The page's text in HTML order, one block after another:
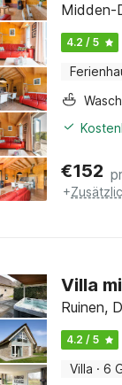
Midden-
4.2 / 5
€152
+
Villa
Ruinen,
4.2 / 5
Villa · 6